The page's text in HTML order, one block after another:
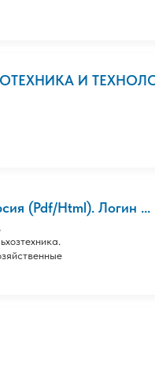
И
(Pdf/Html). Логин ...